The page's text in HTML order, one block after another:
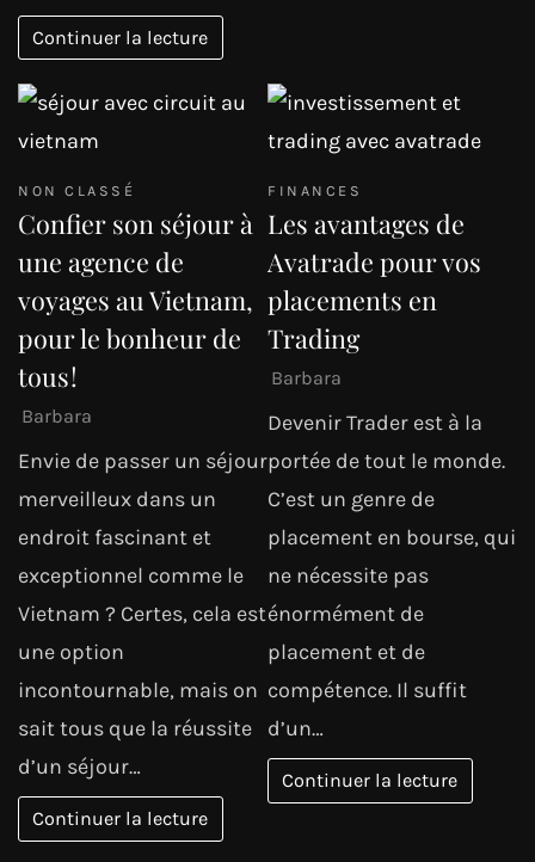
Continuer la lecture
NON CLASSÉ
Confier son séjour à
une agence de
voyages au Vietnam,
pour le bonheur de
tous !
Barbara
Envie de passer un séjour
merveilleux dans un
endroit fascinant et
exceptionnel comme le
Vietnam ? Certes, cela est
une option
incontournable, mais on
sait tous que la réussite
d’un séjour…
Continuer la lecture
FINANCES
Les avantages de
Avatrade pour vos
placements en
Trading
Barbara
Devenir Trader est à la
portée de tout le monde.
C’est un genre de
placement en bourse, qui
ne nécessite pas
énormément de
placement et de
compétence. Il suffit
d’un…
Continuer la lecture